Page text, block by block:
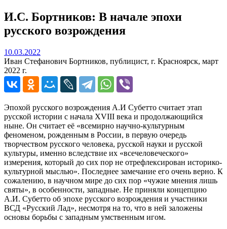
И.С. Бортников: В начале эпохи
русского возрождения
10.03.2022
Иван Стефанович Бортников, публицист, г. Красноярск, март
2022 г.
Эпохой русского возрождения А.И Субетто считает этап
русской истории с начала XVIII века и продолжающийся
ныне. Он считает её «всемирно научно-культурным
феноменом, рожденным в России, в первую очередь
творчеством русского человека, русской науки и русской
культуры, именно вследствие их «всечеловеческого»
измерения, который до сих пор не отрефлексирован историко-
культурной мыслью». Последнее замечание его очень верно. К
сожалению, в научном мире до сих пор «чужие мнения лишь
святы», в особенности, западные. Не приняли концепцию
А.И. Субетто об эпохе русского возрождения и участники
ВСД «Русский Лад», несмотря на то, что в ней заложены
основы борьбы с западным умственным игом.